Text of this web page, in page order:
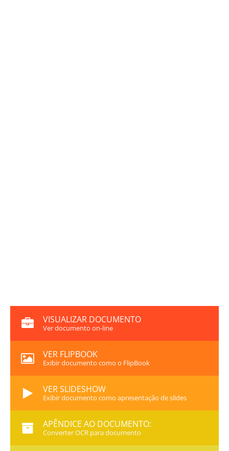
VISUALIZAR DOCUMENTO
Ver documento on-line
VER FLIPBOOK
Exibir documento como o FlipBook
VER SLIDESHOW
Exibir documento como apresentação de slides
APÊNDICE AO DOCUMENTO:
Converter OCR para documento